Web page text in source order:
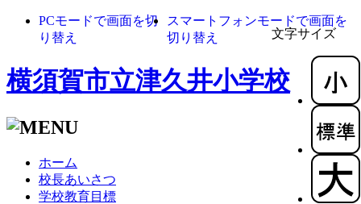
文字サイズ
PCモードで画面を切
り替え
スマートフォンモードで画面を
切り替え
横須賀市立津久井小学校
ホーム
校長あいさつ
学校教育目標